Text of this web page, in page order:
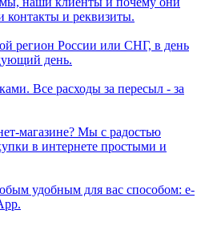
и реквизиты.
регион России или СНГ, в день
день.
Все расходы за пересыл - за
магазине? Мы с радостью
в интернете простыми и
удобным для вас способом: e-